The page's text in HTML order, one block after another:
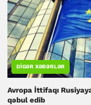
DIGƏR XƏBƏRLƏR
Avropa İttifaqı
qəbul edib